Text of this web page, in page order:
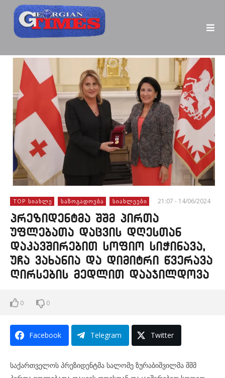
TOP ᲡᲘᲐᲮᲚᲔ ᲡᲐᲖᲝᲒᲐᲓᲝᲔᲑᲐ ᲡᲘᲐᲮᲚᲔᲔᲑᲘ 21:07 - 14/06/2024
პრეზიდენტმა შშმ პირთა
უფლებათა დაცვის დღესთან
დაკავშირებით სოფიო სიჭინავა,
უჩა ვახანია და დიმიტრი წვერავა
ღირსების მედლით დააჯილდოვა
0 0
Facebook Telegram Twitter
საქართველოს პრეზიდენტმა სალომე ზურაბიშვილმა შშმ